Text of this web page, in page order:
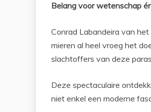
Belang voor wetenschap
Conrad Labandeira van
mieren al heel vroeg het
slachtoffers van deze
Deze spectaculaire
niet enkel een moderne